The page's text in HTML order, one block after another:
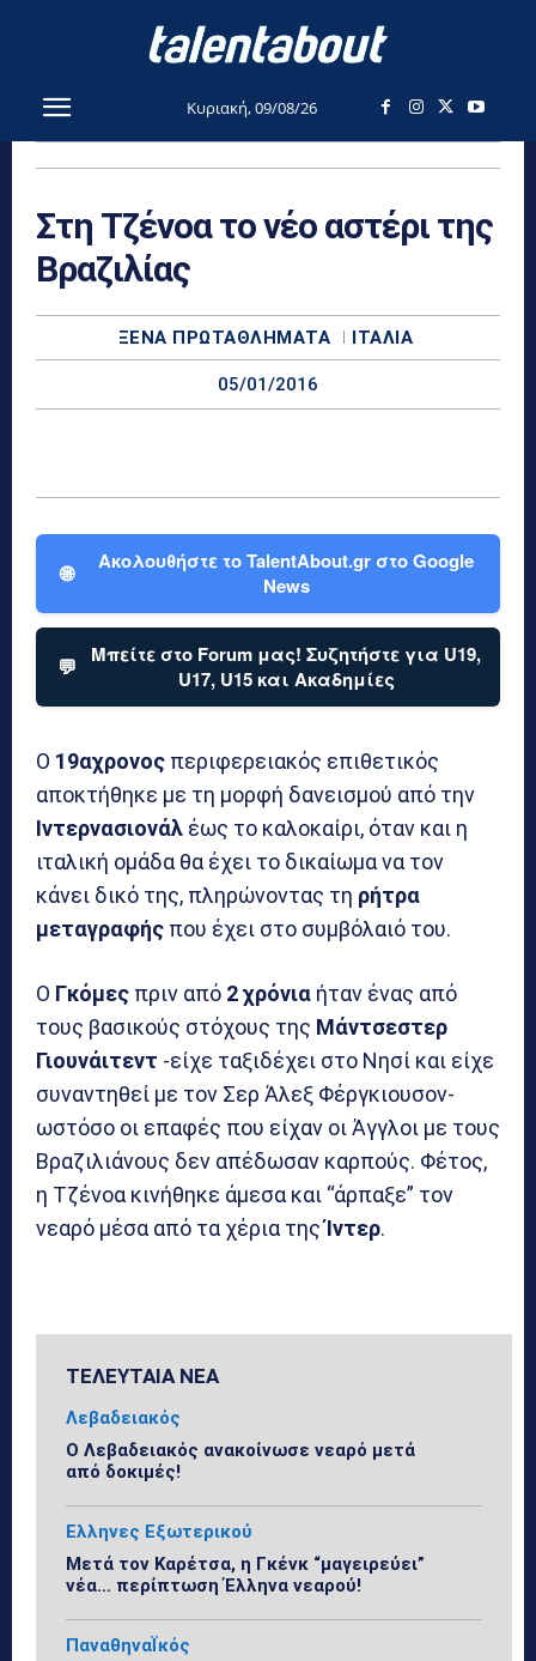
Κυριακή, 09/08/26
Στη Τζένοα το νέο αστέρι της
Βραζιλίας
ΞΈΝΑ ΠΡΩΤΑΘΛΉΜΑΤΑ ΙΤΑΛΊΑ
05/01/2016
🌐
Ακολουθήστε το TalentAbout.gr στο Google
News
💬
Μπείτε στο Forum μας! Συζητήστε για U19,
U17, U15 και Ακαδημίες
Ο 19αχρονος περιφερειακός επιθετικός
αποκτήθηκε με τη μορφή δανεισμού από την
Ιντερνασιονάλ έως το καλοκαίρι, όταν και η
ιταλική ομάδα θα έχει το δικαίωμα να τον
κάνει δικό της, πληρώνοντας τη ρήτρα
μεταγραφής που έχει στο συμβόλαιό του.
Ο Γκόμες πριν από 2 χρόνια ήταν ένας από
τους βασικούς στόχους της Μάντσεστερ
Γιουνάιτεντ -είχε ταξιδέχει στο Νησί και είχε
συναντηθεί με τον Σερ Άλεξ Φέργκιουσον-
ωστόσο οι επαφές που είχαν οι Άγγλοι με τους
Βραζιλιάνους δεν απέδωσαν καρπούς. Φέτος,
η Τζένοα κινήθηκε άμεσα και “άρπαξε” τον
νεαρό μέσα από τα χέρια τηςΊντερ.
ΤΕΛΕΥΤΑΙΑ ΝΕΑ
Λεβαδειακός
Ο Λεβαδειακός ανακοίνωσε νεαρό μετά
από δοκιμές!
Ελληνες Εξωτερικού
Μετά τον Καρέτσα, η Γκένκ “μαγειρεύει”
νέα… περίπτωση Έλληνα νεαρού!
ΠαναθηναΪκός